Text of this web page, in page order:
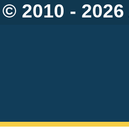
© 2010 - 2026